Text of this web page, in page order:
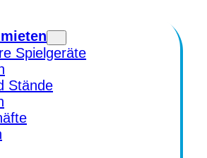
Spielgeräte
Stände